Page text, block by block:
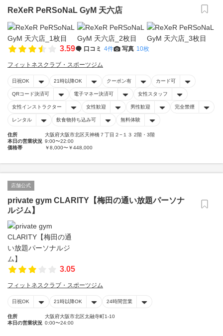
ReXeR PeRSoNaL GyM 天六店
3.59 口コミ 4件 写真 10枚
フィットネスクラブ・スポーツジム
日祝OK 21時以降OK クーポン有 カード可
QRコード決済可 電子マネー決済可 女性スタッフ
女性インストラクター 女性歓迎 男性歓迎 完全禁煙
レンタル 飲食物持ち込み可 無料体験
住所
大阪府大阪市北区天神橋７丁目２−１３ 2階・3階
本日の営業状況 9:00〜22:00
価格帯
￥8,000〜￥448,000
店舗公式
private gym CLARITY【梅田の通い放題パーソナ
ルジム】
3.05
フィットネスクラブ・スポーツジム
日祝OK 21時以降OK 24時間営業
住所
大阪府大阪市北区太融寺町1-10
本日の営業状況 0:00〜24:00